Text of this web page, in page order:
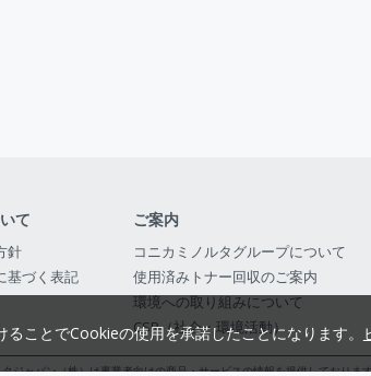
て
針
基づく表記
ご案内
コニカミノルタグループについて
使用済みトナー回収のご案内
環境への取り組みについて
CSR（社会・環境活動）
ジャパン（株）は事業者向けの商品・サービスの情報を提供しておりま
ことでCookieの使用を承諾したことになります。